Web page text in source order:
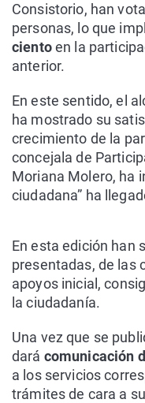
Consistorio, han
personas, lo que
cientoen la
anterior.
En este sentido, el
ha mostrado su
crecimiento de la
concejala de
Moriana Molero, ha
ciudadana” ha
En esta edición han
presentadas, de las
apoyos inicial,
la ciudadanía.
Una vez que se
dará comunicación
a los servicios
trámites de cara a